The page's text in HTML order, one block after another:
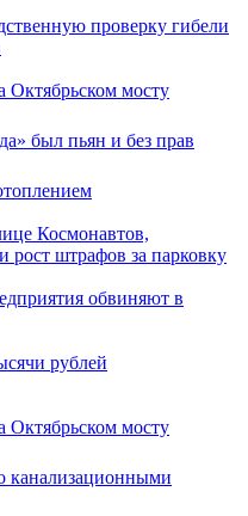
проверку гибели
Октябрьском мосту
был пьян и без прав
Космонавтов,
рост штрафов за парковку
обвиняют в
рублей
Октябрьском мосту
канализационными